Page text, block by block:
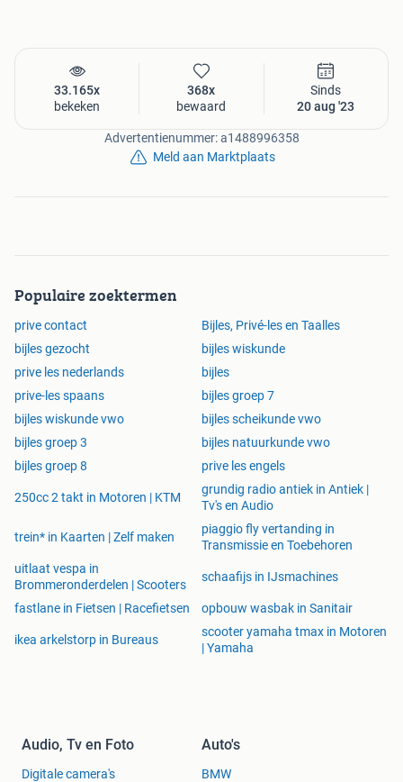
33.165x
bekeken
368x
bewaard
Sinds
20 aug '23
Advertentienummer: a1488996358
Meld aan Marktplaats
Populaire zoektermen
prive contact
Bijles, Privé-les en Taalles
bijles gezocht
bijles wiskunde
prive les nederlands
bijles
prive-les spaans
bijles groep 7
bijles wiskunde vwo
bijles scheikunde vwo
bijles groep 3
bijles natuurkunde vwo
bijles groep 8
prive les engels
250cc 2 takt in Motoren | KTM
grundig radio antiek in Antiek |
Tv's en Audio
trein* in Kaarten | Zelf maken
piaggio fly vertanding in
Transmissie en Toebehoren
uitlaat vespa in
Brommeronderdelen | Scooters
schaafijs in IJsmachines
fastlane in Fietsen | Racefietsen opbouw wasbak in Sanitair
ikea arkelstorp in Bureaus
scooter yamaha tmax in Motoren
| Yamaha
Audio, Tv en Foto
Digitale camera's
Auto's
BMW